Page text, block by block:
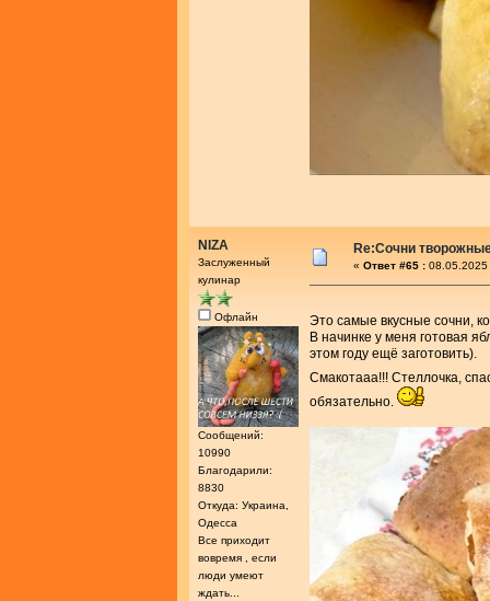
NIZA
Заслуженный
кулинар
Офлайн
Сообщений:
10990
Благодарили:
8830
Откуда: Украина,
Одесса
Все приходит
вовремя , если
люди умеют
ждать...
Re:Сочни
« Ответ #65 :
Это самые вкусные сочни,
В начинке у меня готовая
этом году ещё заготовить).
Смакотааа!!! Стеллочка,
обязательно.